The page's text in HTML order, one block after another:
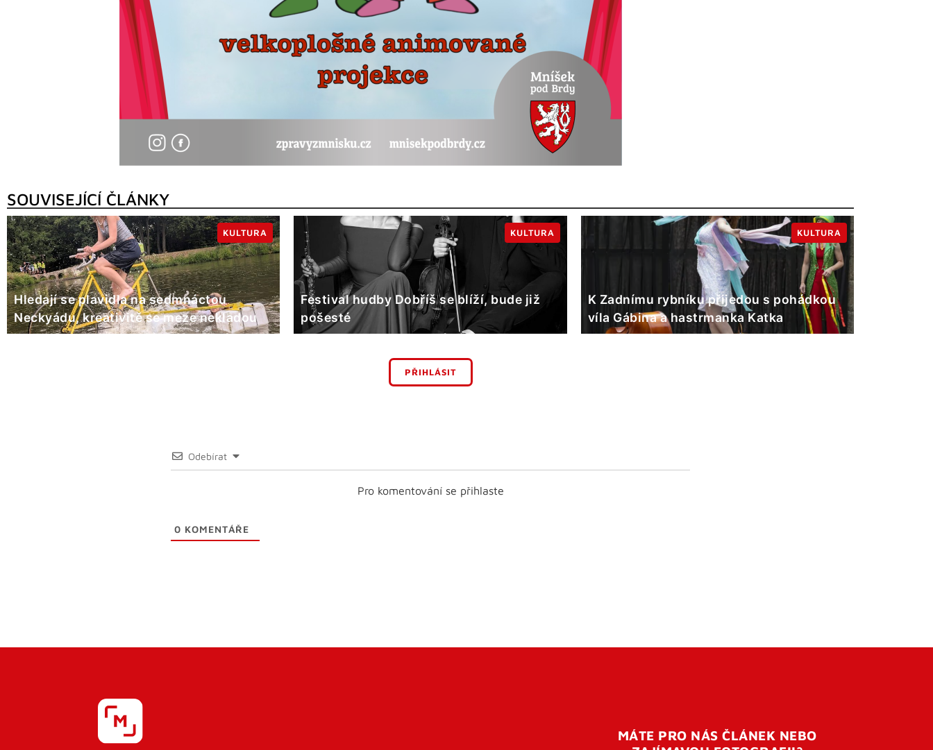
SOUVISEJÍCÍ ČLÁNKY
Hledají se plavidla na sedmnáctou
Neckyádu, kreativitě se meze nekladou
KULTURA
Festival hudby Dobříš se blíží, bude již
pošesté
KULTURA
K Zadnímu rybníku přijedou s pohádkou
víla Gábina a hastrmanka Katka
KULTURA
PŘIHLÁSIT
Odebírat
Pro komentování se přihlaste
0 KOMENTÁŘE
MÁTE PRO NÁS ČLÁNEK NEBO